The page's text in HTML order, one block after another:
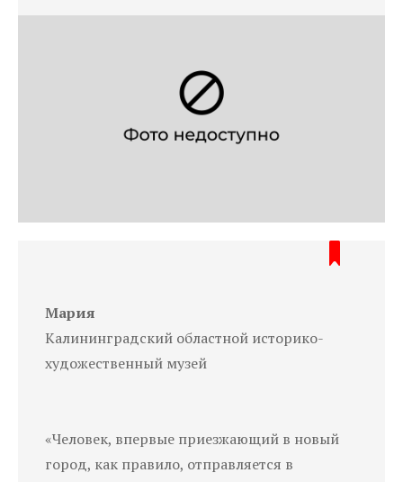
Мария
Калининградский областной историко-
художественный музей
«Человек, впервые приезжающий в новый
город, как правило, отправляется в